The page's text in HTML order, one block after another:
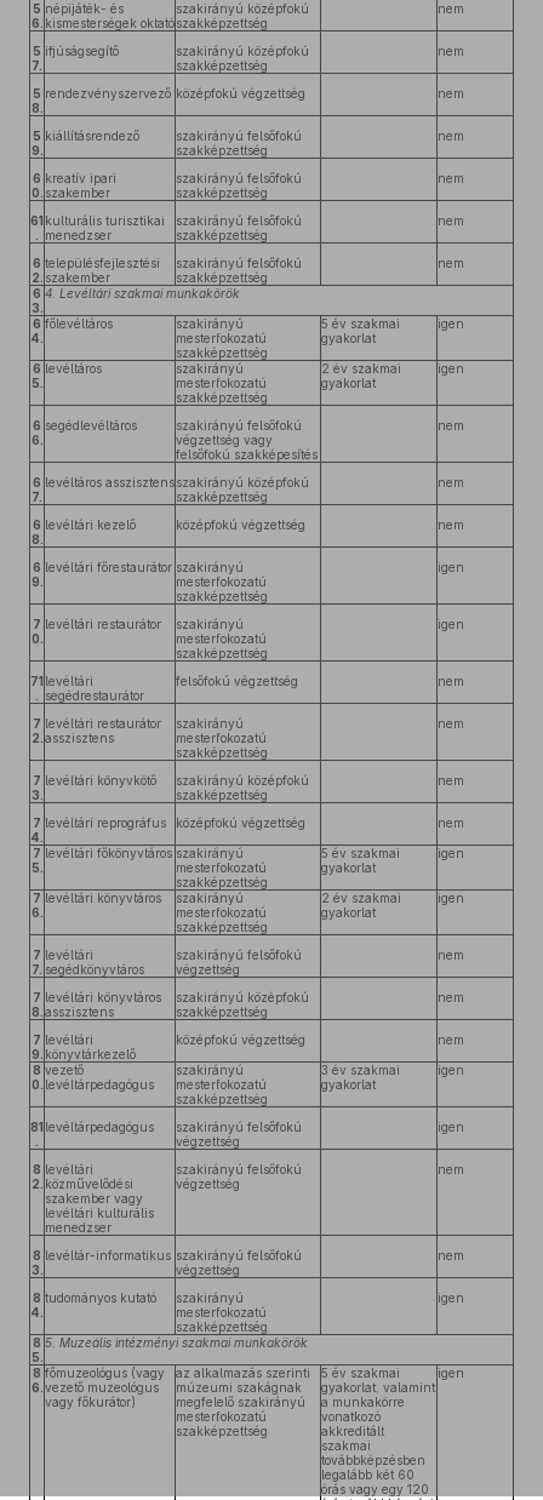
5
6.
népijáték- és
kismesterségek oktató
szakirányú középfokú
szakképzettség
nem
5
7.
ifjúságsegítő
szakirányú középfokú
szakképzettség
nem
5
8.
rendezvényszervező középfokú végzettség nem
5
9.
kiállításrendező
szakirányú felsőfokú
szakképzettség
nem
6
0.
kreatív ipari
szakember
szakirányú felsőfokú
szakképzettség
nem
61 kulturális turisztikai
menedzser
szakirányú felsőfokú
szakképzettség
nem
6
2.
településfejlesztési
szakember
szakirányú felsőfokú
szakképzettség
nem
6
3.
4. Levéltári szakmai munkakörök
6
4.
főlevéltáros
szakirányú
mesterfokozatú
szakképzettség
5 év szakmai
gyakorlat
igen
6
5.
levéltáros
szakirányú
mesterfokozatú
szakképzettség
2 év szakmai
gyakorlat
igen
6
6.
segédlevéltáros
szakirányú felsőfokú
végzettség vagy
felsőfokú szakképesítés
nem
6
7.
levéltáros asszisztensszakirányú középfokú
szakképzettség
nem
6
8.
levéltári kezelő középfokú végzettség nem
6
9.
levéltári főrestaurátor szakirányú
mesterfokozatú
szakképzettség
igen
7
0.
levéltári restaurátor
szakirányú
mesterfokozatú
szakképzettség
igen
71 levéltári
segédrestaurátor
felsőfokú végzettség nem
7
2.
levéltári restaurátor
asszisztens
szakirányú
mesterfokozatú
szakképzettség
nem
7
3.
levéltári könyvkötő
szakirányú középfokú
szakképzettség
nem
7
4.
levéltári reprográfus középfokú végzettség nem
7
5.
levéltári főkönyvtáros szakirányú
mesterfokozatú
szakképzettség
5 év szakmai
gyakorlat
igen
7
6.
levéltári könyvtáros
szakirányú
mesterfokozatú
szakképzettség
2 év szakmai
gyakorlat
igen
7
7.
levéltári
segédkönyvtáros
szakirányú felsőfokú
végzettség
nem
7
8.
levéltári könyvtáros
asszisztens
szakirányú középfokú
szakképzettség
nem
7
9.
levéltári
könyvtárkezelő
középfokú végzettség nem
8
0.
vezető
levéltárpedagógus
szakirányú
mesterfokozatú
szakképzettség
3 év szakmai
gyakorlat
igen
81 levéltárpedagógus
szakirányú felsőfokú
végzettség
igen
8
2.
levéltári
közművelődési
szakember vagy
levéltári kulturális
menedzser
szakirányú felsőfokú
végzettség
nem
8
3.
levéltár-informatikus szakirányú felsőfokú
végzettség
nem
8
4.
tudományos kutató
szakirányú
mesterfokozatú
szakképzettség
igen
8
5.
5. Muzeális intézményi szakmai munkakörök
8
6.
főmuzeológus (vagy
vezető muzeológus
vagy főkurátor)
az alkalmazás szerinti
múzeumi szakágnak
megfelelő szakirányú
mesterfokozatú
szakképzettség
5 év szakmai
gyakorlat, valamint
a munkakörre
vonatkozó
akkreditált
szakmai
továbbképzésben
legalább két 60
órás vagy egy 120
igen